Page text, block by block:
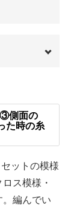
00:33
12:36
18:09
側面の
た時の糸
ットの模様
ス模様・
編んでい